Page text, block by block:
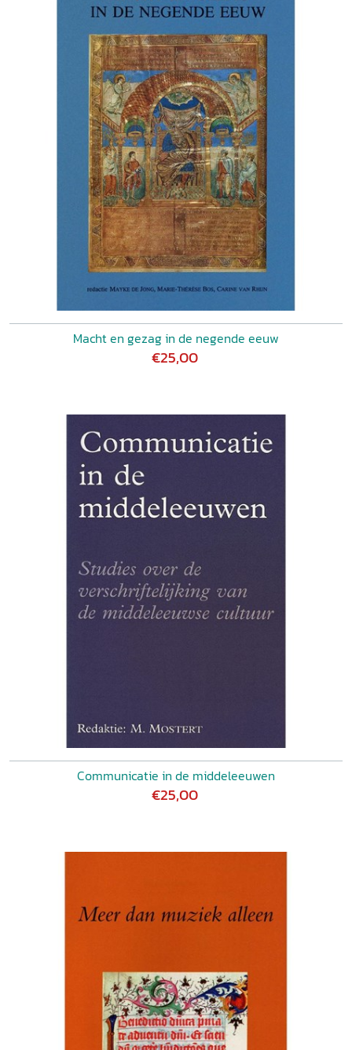
Macht en gezag in de negende eeuw
€25,00
Communicatie in de middeleeuwen
€25,00